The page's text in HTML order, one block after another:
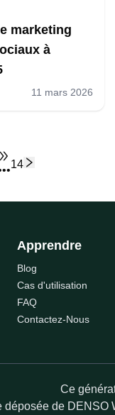
marketing
à
11 mars 2026
14
Apprendre
Blog
Cas d'utilisation
FAQ
Contactez-Nous
Ce
déposée de